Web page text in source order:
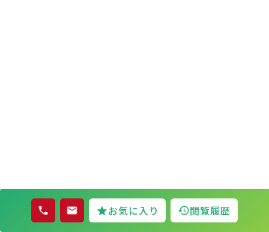
お気に入り 閲覧履歴